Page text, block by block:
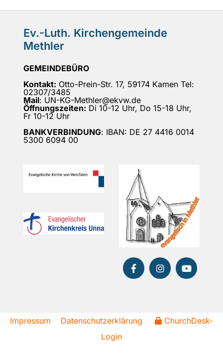
Ev.-Luth. Kirchengemeinde
Methler
GEMEINDEBÜRO
Kontakt: Otto-Prein-Str. 17, 59174 Kamen Tel:
02307/3485
Mail: UN-KG-Methler@ekvw.de
Öffnungszeiten: Di 10-12 Uhr, Do 15-18 Uhr,
Fr 10-12 Uhr
BANKVERBINDUNG: IBAN: DE 27 4416 0014
5300 6094 00
Impressum Datenschutzerklärung
ChurchDesk-
Login